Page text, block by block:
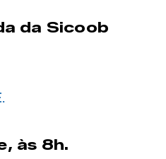
da Sicoob
às 8h.